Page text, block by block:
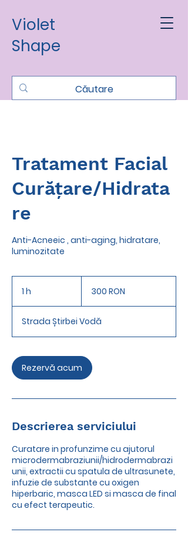
Violet
Shape
Tratament Facial
Curățare/Hidrata
re
Anti-Acneeic , anti-aging, hidratare,
luminozitate
1 h 300 RON
Strada Știrbei Vodă
Rezervă acum
Descrierea serviciului
Curatare in profunzime cu ajutorul
microdermabraziunii/hidrodermabrazi
unii, extractii cu spatula de ultrasunete,
infuzie de substante cu oxigen
hiperbaric, masca LED si masca de final
cu efect terapeutic.